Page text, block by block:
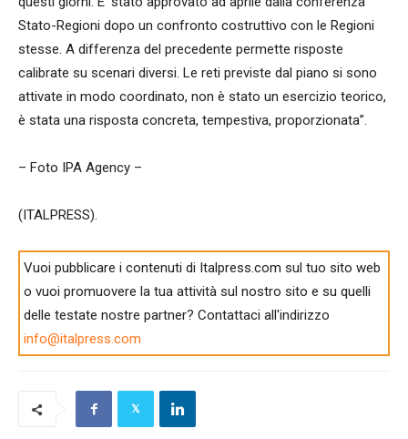
Stato-Regioni dopo un confronto costruttivo con le Regioni
stesse. A differenza del precedente permette risposte
calibrate su scenari diversi. Le reti previste dal piano si sono
attivate in modo coordinato, non è stato un esercizio teorico,
è stata una risposta concreta, tempestiva, proporzionata”.
– Foto IPA Agency –
(ITALPRESS).
Vuoi pubblicare i contenuti di Italpress.com sul tuo sito web
o vuoi promuovere la tua attività sul nostro sito e su quelli
delle testate nostre partner? Contattaci all'indirizzo
info@italpress.com